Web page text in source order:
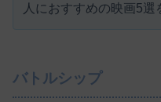
人におすすめの映画5選
バトルシップ